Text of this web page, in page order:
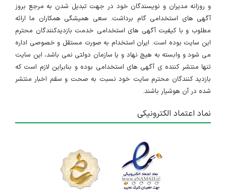
و روزانه مدیران و نویسندگان خود در جهت تبدیل شدن به مرجع بروز
آگهی های استخدامی گام برداشت. سعی همیشگی همکاران ما ارائه
مطلوب و با کیفیت آگهی های استخدامی خدمت بازدیدکنندگان محترم
این سایت بوده است. ایران استخدام به صورت مستقل و خصوصی اداره
می شود و وابسته به هیچ نهاد و یا سازمان دولتی نمی باشد، این سایت
تنها منتشر کننده ی آگهی های استخدامی بوده و بنابراین لازم است که
بازدید کنندگان محترم سایت خود نسبت به صحت و سقم اخبار منتشر
شده در آن هوشیار باشند.
نماد اعتماد الکترونیکی